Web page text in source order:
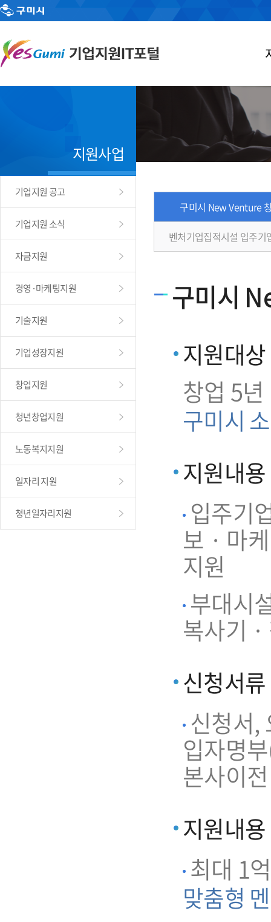
지원사업
기업지원 공고
기업지원 소식
자금지원
경영·마케팅지원
기술지원
기업성장지원
창업지원
청년창업지원
노동복지지원
일자리 지원
청년일자리지원
구미시 New Venture
벤처기업집적시설 입주기
구미시
지원대상
창업 5
구미시
지원내용
입주기
보 · 마
지원
부대시
복사기
신청서류
신청서,
입자명
본사이
지원내용
최대 1
맞춤형